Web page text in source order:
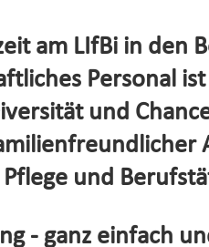
am LIfBi in den
Personal
und
und
- ganz einfach